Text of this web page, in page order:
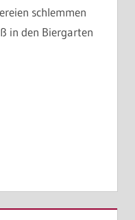
schlemmen
in den Biergarten